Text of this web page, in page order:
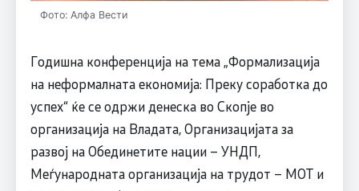
Фото: Алфа Вести
Годишна конференција на тема „Формализација
на неформалната економија: Преку соработка до
успех“ ќе се одржи денеска во Скопје во
организација на Владата, Организацијата за
развој на Обединетите нации – УНДП,
Меѓународната организација на трудот – МОТ и